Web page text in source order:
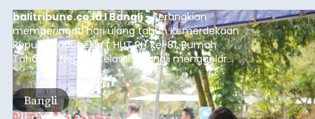
balitribune.co.id I Bangli -Serangkian
memperingati hari ulang tahun Kemerdekaan
Republik Indonesia ( HUT RI) ke-81, Rumah
Tahanan Negara Kelas II B Bangli menggelar
kegiatan pemeriksaan kesehatan gratis, Rabu
(6/8/2026).
Bangli